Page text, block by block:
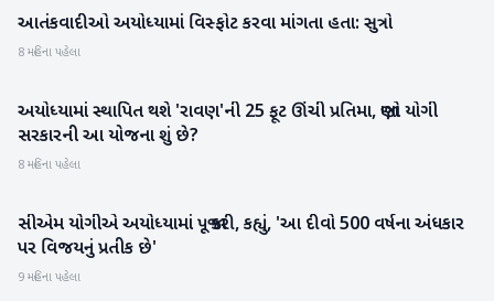
રાષ્ટ્રીય
આતંકવાદીઓ અયોધ્યામાં વિસ્ફોટ કરવા માંગતા હતા: સુત્રો
8 મહિના પહેલા
રાષ્ટ્રીય
અયોધ્યામાં સ્થાપિત થશે 'રાવણ'ની 25 ફૂટ ઊંચી પ્રતિમા, જાણો યોગી
સરકારની આ યોજના શું છે?
8 મહિના પહેલા
રાષ્ટ્રીય
સીએમ યોગીએ અયોધ્યામાં પૂજા કરી, કહ્યું, 'આ દીવો 500 વર્ષના અંધકાર
પર વિજયનું પ્રતીક છે'
9 મહિના પહેલા